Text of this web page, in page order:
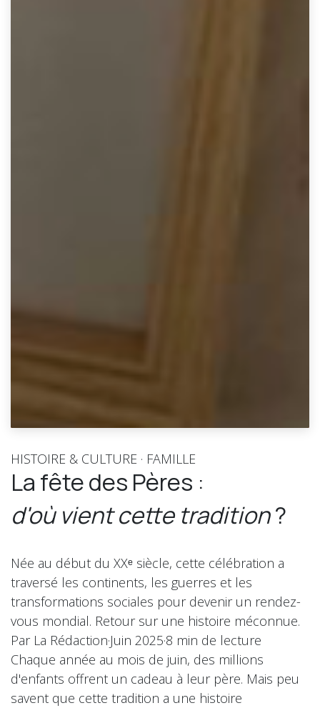
HISTOIRE & CULTURE · FAMILLE
La fête des Pères :
d'où vient cette tradition?
Née au début du XXᵉ siècle, cette célébration a
traversé les continents, les guerres et les
transformations sociales pour devenir un rendez-
vous mondial. Retour sur une histoire méconnue.
Par La Rédaction·Juin 2025·8 min de lecture
Chaque année au mois de juin, des millions
d'enfants offrent un cadeau à leur père. Mais peu
savent que cette tradition a une histoire